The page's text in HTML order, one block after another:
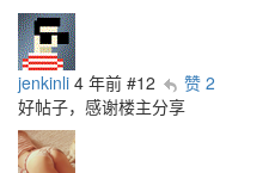
jenkinli 4 年前 #12
赞 2
好帖子，感谢楼主分享